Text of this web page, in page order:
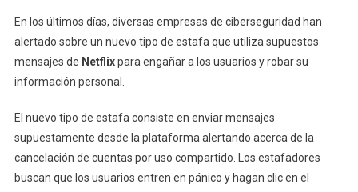
Mensajes
De
Cancelación
En los últimos días, diversas empresas de ciberseguridad han
alertado sobre un nuevo tipo de estafa que utiliza supuestos
mensajes de Netflixpara engañar a los usuarios y robar su
información personal.
El nuevo tipo de estafa consiste en enviar mensajes
supuestamente desde la plataforma alertando acerca de la
cancelación de cuentas por uso compartido. Los estafadores
buscan que los usuarios entren en pánico y hagan clic en el